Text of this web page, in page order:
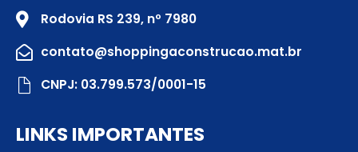
Rodovia RS 239, nº 7980
contato@shoppingaconstrucao.mat.br
CNPJ: 03.799.573/0001-15
LINKS IMPORTANTES